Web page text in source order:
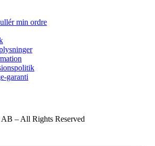
min ordre
garanti
AB – All Rights Reserved